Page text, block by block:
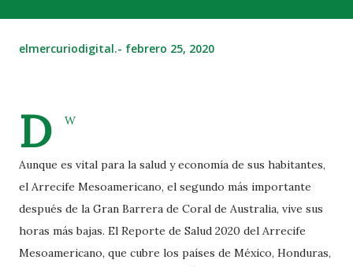
elmercuriodigital.- febrero 25, 2020
D W
Aunque es vital para la salud y economía de sus habitantes,
el Arrecife Mesoamericano, el segundo más importante
después de la Gran Barrera de Coral de Australia, vive sus
horas más bajas. El Reporte de Salud 2020 del Arrecife
Mesoamericano, que cubre los países de México, Honduras,